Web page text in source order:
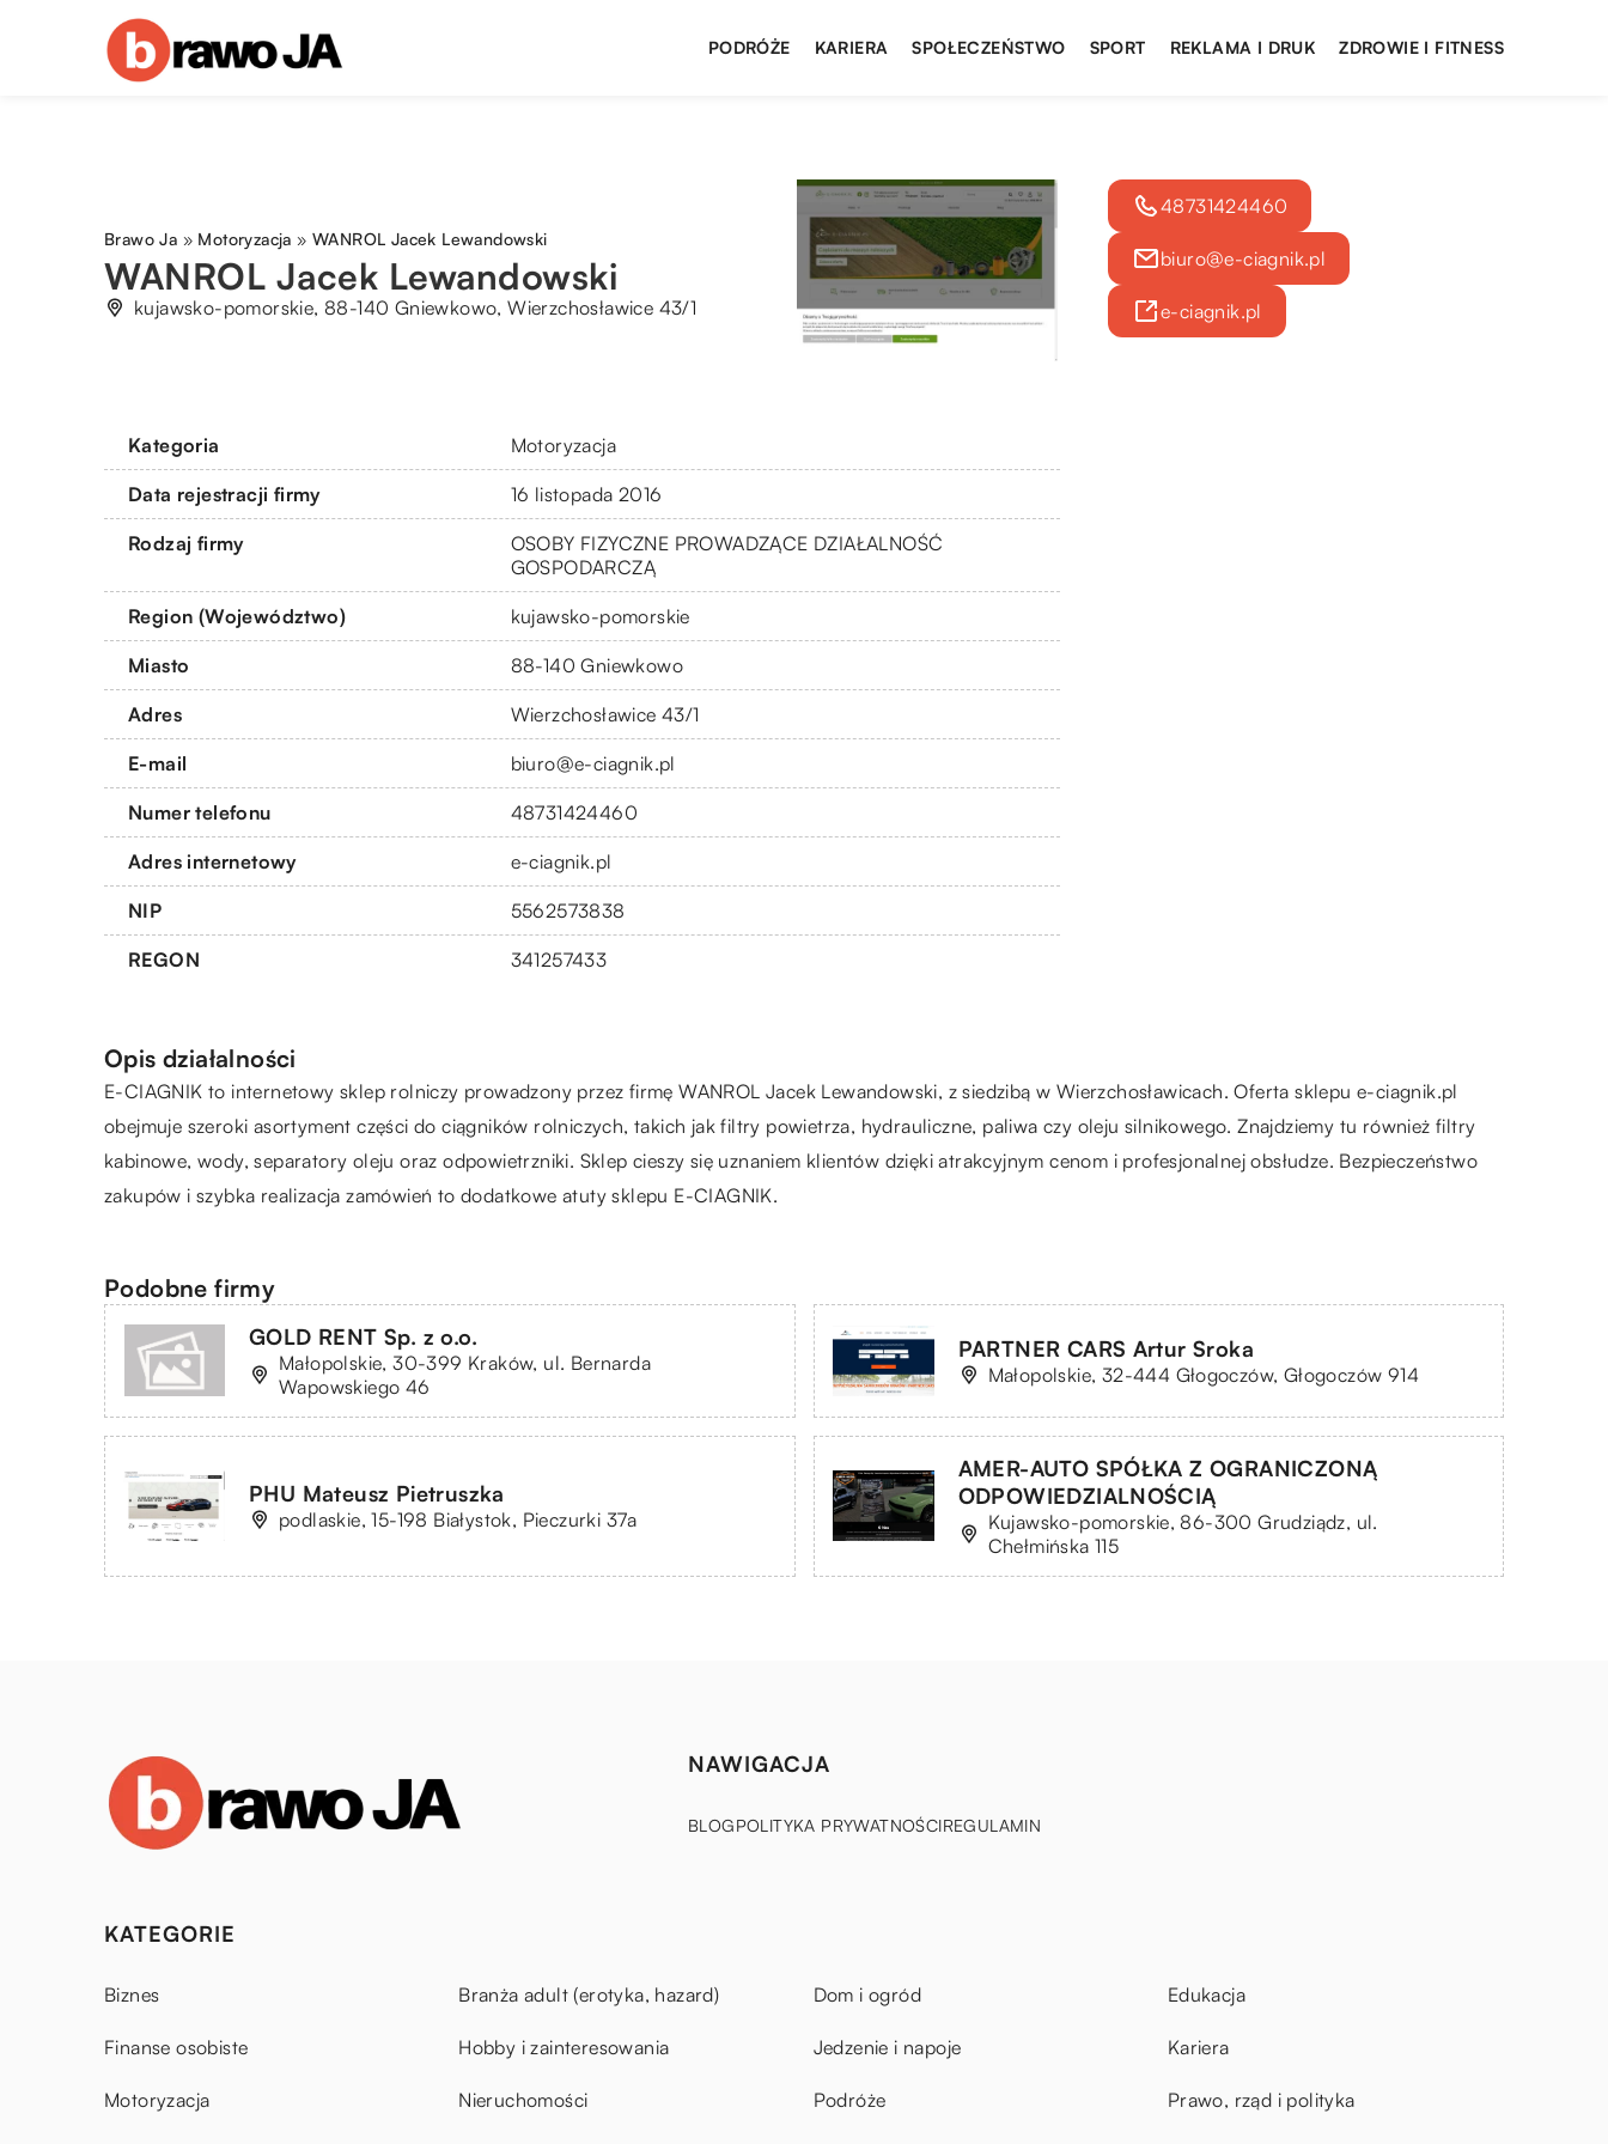
PODRÓŻE KARIERA SPOŁECZEŃSTWO SPORT REKLAMA I DRUK ZDROWIE I FITNESS
Brawo Ja » Motoryzacja »WANROL Jacek Lewandowski
WANROL Jacek Lewandowski
kujawsko-pomorskie, 88-140 Gniewkowo, Wierzchosławice 43/1
Kategoria Motoryzacja
Data rejestracji firmy 16 listopada 2016
Rodzaj firmy
OSOBY FIZYCZNE PROWADZĄCE DZIAŁALNOŚĆ
GOSPODARCZĄ
Region (Województwo) kujawsko-pomorskie
Miasto 88-140 Gniewkowo
Adres Wierzchosławice 43/1
E-mail biuro@e-ciagnik.pl
Numer telefonu 48731424460
Adres internetowy e-ciagnik.pl
NIP 5562573838
REGON 341257433
48731424460
biuro@e-ciagnik.pl
e-ciagnik.pl
Opis działalności
E-CIAGNIK to internetowy sklep rolniczy prowadzony przez firmę WANROL Jacek Lewandowski, z siedzibą w Wierzchosławicach. Oferta sklepu e-ciagnik.pl
obejmuje szeroki asortyment części do ciągników rolniczych, takich jak filtry powietrza, hydrauliczne, paliwa czy oleju silnikowego. Znajdziemy tu również filtry
kabinowe, wody, separatory oleju oraz odpowietrzniki. Sklep cieszy się uznaniem klientów dzięki atrakcyjnym cenom i profesjonalnej obsłudze. Bezpieczeństwo
zakupów i szybka realizacja zamówień to dodatkowe atuty sklepu E-CIAGNIK.
Podobne firmy
GOLD RENT Sp. z o.o.
Małopolskie, 30-399 Kraków, ul. Bernarda
Wapowskiego 46
PARTNER CARS Artur Sroka
Małopolskie, 32-444 Głogoczów, Głogoczów 914
PHU Mateusz Pietruszka
podlaskie, 15-198 Białystok, Pieczurki 37a
AMER-AUTO SPÓŁKA Z OGRANICZONĄ
ODPOWIEDZIALNOŚCIĄ
Kujawsko-pomorskie, 86-300 Grudziądz, ul.
Chełmińska 115
NAWIGACJA
BLOGPOLITYKA PRYWATNOŚCIREGULAMIN
KATEGORIE
Biznes Branża adult (erotyka, hazard) Dom i ogród Edukacja
Finanse osobiste Hobby i zainteresowania Jedzenie i napoje Kariera
Motoryzacja Nieruchomości Podróże Prawo, rząd i polityka